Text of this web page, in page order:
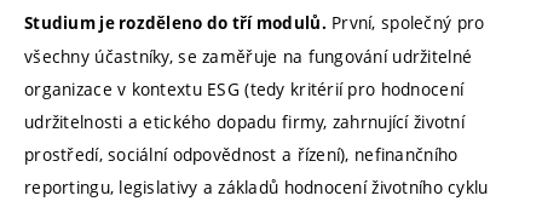
Studium je rozděleno do tří modulů. První, společný pro
všechny účastníky, se zaměřuje na fungování udržitelné
organizace v kontextu ESG (tedy kritérií pro hodnocení
udržitelnosti a etického dopadu firmy, zahrnující životní
prostředí, sociální odpovědnost a řízení), nefinančního
reportingu, legislativy a základů hodnocení životního cyklu